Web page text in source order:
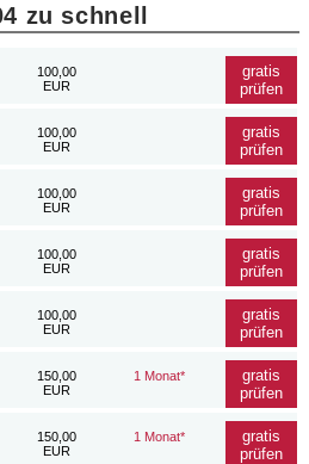
zu schnell
100,00
EUR
gratis
prüfen
100,00
EUR
gratis
prüfen
100,00
EUR
gratis
prüfen
100,00
EUR
gratis
prüfen
100,00
EUR
gratis
prüfen
150,00
EUR
1 Monat*
gratis
prüfen
150,00
EUR
1 Monat*
gratis
prüfen